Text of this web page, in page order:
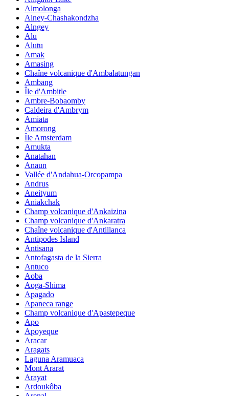
Almolonga
Alney-Chashakondzha
Alngey
Alu
Alutu
Amak
Amasing
Chaîne volcanique d'Ambalatungan
Ambang
Île d'Ambitle
Ambre-Bobaomby
Caldeira d'Ambrym
Amiata
Amorong
Île Amsterdam
Amukta
Anatahan
Anaun
Vallée d'Andahua-Orcopampa
Andrus
Aneityum
Aniakchak
Champ volcanique d'Ankaizina
Champ volcanique d'Ankaratra
Chaîne volcanique d'Antillanca
Antipodes Island
Antisana
Antofagasta de la Sierra
Antuco
Aoba
Aoga-Shima
Apagado
Apaneca range
Champ volcanique d'Apastepeque
Apo
Apoyeque
Aracar
Aragats
Laguna Aramuaca
Mont Ararat
Arayat
Ardoukôba